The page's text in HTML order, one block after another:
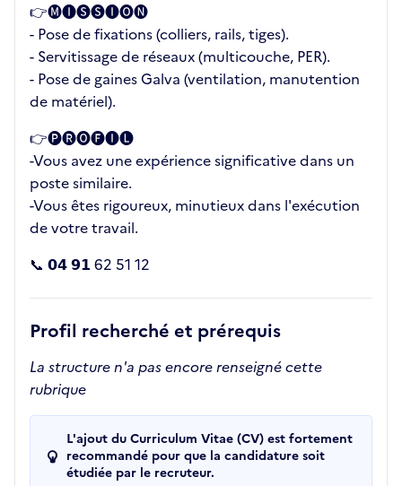
👉🅜🅘🅢🅢🅘🅞🅝
- Pose de fixations (colliers, rails, tiges).
- Servitissage de réseaux (multicouche, PER).
- Pose de gaines Galva (ventilation, manutention
de matériel).
👉🅟🅡🅞🅕🅘🅛
-Vous avez une expérience significative dans un
poste similaire.
-Vous êtes rigoureux, minutieux dans l'exécution
de votre travail.
📞 𝟬𝟰 𝟵𝟭 62 51 12
Profil recherché et prérequis
La structure n'a pas encore renseigné cette
rubrique
L'ajout du Curriculum Vitae (CV) est fortement
recommandé pour que la candidature soit
étudiée par le recruteur.